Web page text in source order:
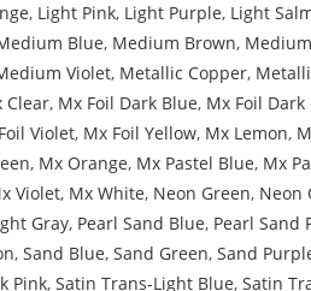
, Light Pink, Light Purple, Light
Blue, Medium Brown,
Violet, Metallic Copper,
Clear, Mx Foil Dark Blue, Mx Foil Dark
Violet, Mx Foil Yellow, Mx Lemon,
, Mx Orange, Mx Pastel Blue, Mx
Violet, Mx White, Neon Green, Neon
Gray, Pearl Sand Blue, Pearl Sand
, Sand Blue, Sand Green, Sand
Pink, Satin Trans-Light Blue, Satin